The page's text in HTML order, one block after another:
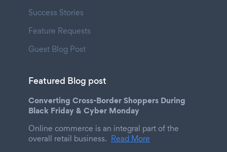
Success Stories
Feature Requests
Guest Blog Post
Featured Blog post
Converting Cross-Border Shoppers During
Black Friday & Cyber Monday
Online commerce is an integral part of the
overall retail business. Read More